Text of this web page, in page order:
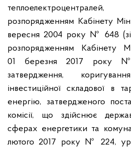
розпорядженням Кабінету
вересня 2004 року № 648
розпорядженням Кабінету
01 березня 2017 року
затвердження,
інвестиційної складової в
енергію, затвердженого
комісії, що здійснює
сферах енергетики та
лютого 2017 року № 224,